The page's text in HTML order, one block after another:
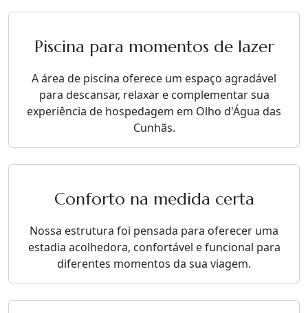
Piscina para momentos de lazer
A área de piscina oferece um espaço agradável
para descansar, relaxar e complementar sua
experiência de hospedagem em Olho d'Água das
Cunhãs.
Conforto na medida certa
Nossa estrutura foi pensada para oferecer uma
estadia acolhedora, confortável e funcional para
diferentes momentos da sua viagem.